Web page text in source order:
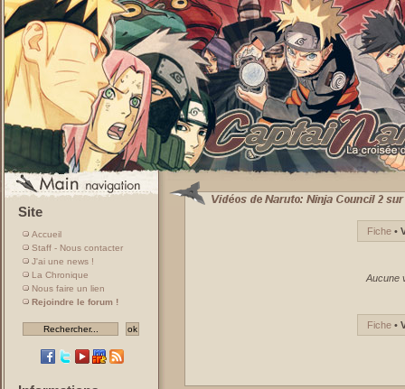
Site
Accueil
Staff - Nous contacter
J'ai une news !
La Chronique
Nous faire un lien
Rejoindre le forum !
Fiche•
Aucune
Fiche•